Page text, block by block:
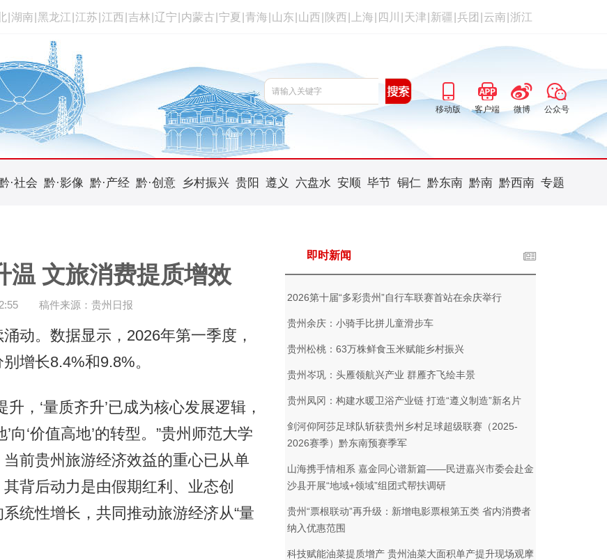
湖南 黑龙江 江苏 江西 吉林 辽宁 内蒙古 宁夏 青海 山东 山西 陕西 上海 四川 天津 新疆 兵团 云南 浙江
移动版 客户端 微博 公众号
·社会 黔·影像 黔·产经 黔·创意 乡村振兴 贵阳 遵义 六盘水 安顺 毕节 铜仁 黔东南 黔南 黔西南 专题
温 文旅消费提质增效
稿件来源：贵州日报
。数据显示，2026年第一季度，
增长8.4%和9.8%。
‘量质齐升’已成为核心发展逻辑，
‘价值高地’的转型。”贵州师范大学
前贵州旅游经济效益的重心已从单
背后动力是由假期红利、业态创
统性增长，共同推动旅游经济从“量
即时新闻
2026第十届“多彩贵州”自行车联赛首站在余庆举行
贵州余庆：小骑手比拼儿童滑步车
贵州松桃：63万株鲜食玉米赋能乡村振兴
贵州岑巩：头雁领航兴产业 群雁齐飞绘丰景
贵州凤冈：构建水暖卫浴产业链 打造“遵义制造”新名片
剑河仰阿莎足球队斩获贵州乡村足球超级联赛（2025-
2026赛季）黔东南预赛季军
山海携手情相系 嘉金同心谱新篇——民进嘉兴市委会赴金
沙县开展“地域+领域”组团式帮扶调研
贵州“票根联动”再升级：新增电影票根第五类 省内消费者
纳入优惠范围
科技赋能油菜提质增产 贵州油菜大面积单产提升现场观摩